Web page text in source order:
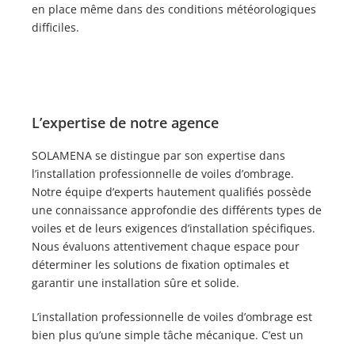
en place même dans des conditions météorologiques
difficiles.
L’expertise de notre agence
SOLAMENA se distingue par son expertise dans
l’installation professionnelle de voiles d’ombrage.
Notre équipe d’experts hautement qualifiés possède
une connaissance approfondie des différents types de
voiles et de leurs exigences d’installation spécifiques.
Nous évaluons attentivement chaque espace pour
déterminer les solutions de fixation optimales et
garantir une installation sûre et solide.
L’installation professionnelle de voiles d’ombrage est
bien plus qu’une simple tâche mécanique. C’est un